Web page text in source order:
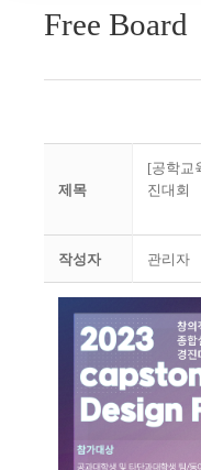
Free Board
제목
[공학교
진대회
작성자 관리자